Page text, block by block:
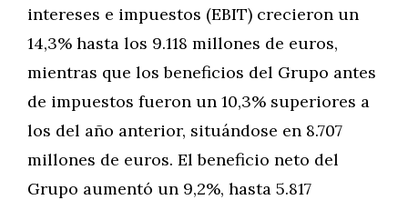
intereses e impuestos (EBIT) crecieron un
14,3% hasta los 9.118 millones de euros,
mientras que los beneficios del Grupo antes
de impuestos fueron un 10,3% superiores a
los del año anterior, situándose en 8.707
millones de euros. El beneficio neto del
Grupo aumentó un 9,2%, hasta 5.817